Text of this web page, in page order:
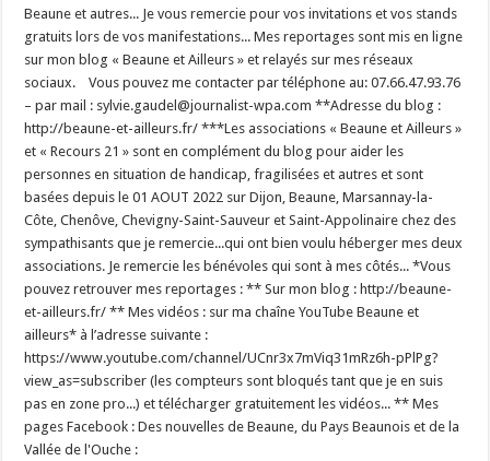
Beaune et autres... Je vous remercie pour vos invitations et vos stands
gratuits lors de vos manifestations... Mes reportages sont mis en ligne
sur mon blog « Beaune et Ailleurs » et relayés sur mes réseaux
sociaux. Vous pouvez me contacter par téléphone au: 07.66.47.93.76
– par mail : sylvie.gaudel@journalist-wpa.com **Adresse du blog :
http://beaune-et-ailleurs.fr/ ***Les associations « Beaune et Ailleurs »
et « Recours 21 » sont en complément du blog pour aider les
personnes en situation de handicap, fragilisées et autres et sont
basées depuis le 01 AOUT 2022 sur Dijon, Beaune, Marsannay-la-
Côte, Chenôve, Chevigny-Saint-Sauveur et Saint-Appolinaire chez des
sympathisants que je remercie...qui ont bien voulu héberger mes deux
associations. Je remercie les bénévoles qui sont à mes côtés... *Vous
pouvez retrouver mes reportages : ** Sur mon blog : http://beaune-
et-ailleurs.fr/ ** Mes vidéos : sur ma chaîne YouTube Beaune et
ailleurs* à l’adresse suivante :
https://www.youtube.com/channel/UCnr3x7mViq31mRz6h-pPlPg?
view_as=subscriber (les compteurs sont bloqués tant que je en suis
pas en zone pro...) et télécharger gratuitement les vidéos... ** Mes
pages Facebook : Des nouvelles de Beaune, du Pays Beaunois et de la
Vallée de l'Ouche :